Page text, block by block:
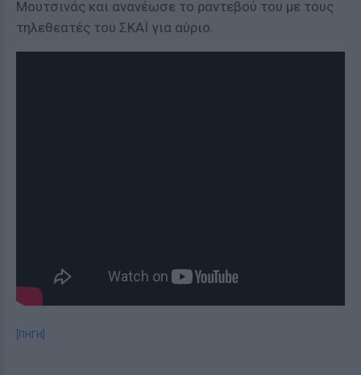
Μουτσινάς και ανανέωσε το ραντεβού του με τους
τηλεθεατές του ΣΚΑΪ για αύριο.
[ΠΗΓΗ]